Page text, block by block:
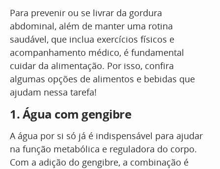
Para prevenir ou se livrar da gordura
abdominal, além de manter uma rotina
saudável, que inclua exercícios físicos e
acompanhamento médico, é fundamental
cuidar da alimentação. Por isso, confira
algumas opções de alimentos e bebidas que
ajudam nessa tarefa!
1. Água com gengibre
A água por si só já é indispensável para ajudar
na função metabólica e reguladora do corpo.
Com a adição do gengibre, a combinação é